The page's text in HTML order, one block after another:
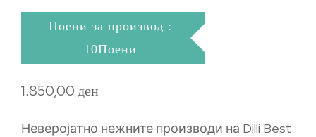
Поени за производ :
10Поени
1.850,00ден
Неверојатно нежните производи на Dilli Best